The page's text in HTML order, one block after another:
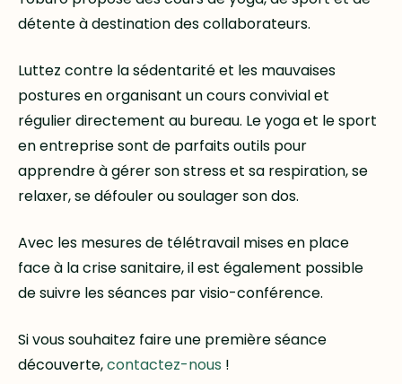
détente à destination des collaborateurs.
Luttez contre la sédentarité et les mauvaises
postures en organisant un cours convivial et
régulier directement au bureau. Le yoga et le sport
en entreprise sont de parfaits outils pour
apprendre à gérer son stress et sa respiration, se
relaxer, se défouler ou soulager son dos.
Avec les mesures de télétravail mises en place
face à la crise sanitaire, il est également possible
de suivre les séances par visio-conférence.
Si vous souhaitez faire une première séance
découverte,contactez-nous !